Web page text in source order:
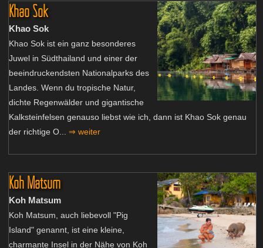
Khao Sok
Khao Sok
Khao Sok ist ein ganz besonderes
Juwel in Südthailand und einer der
beeindruckendsten Nationalparks des
Landes. Wenn du tropische Natur,
dichte Regenwälder und gigantische
Kalksteinfelsen genauso liebst wie ich, dann ist Khao Sok genau
der richtige O... ⇒ weiter
Koh Matsum
Koh Matsum
Koh Matsum, auch liebevoll "Pig
Island" genannt, ist eine kleine,
charmante Insel in der Nähe von Koh